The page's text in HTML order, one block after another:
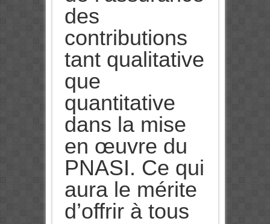
des
contributions
tant qualitative
que
quantitative
dans la mise
en œuvre du
PNASI. Ce qui
aura le mérite
d’offrir à tous